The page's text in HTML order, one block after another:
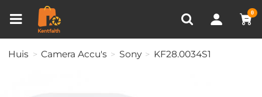
0
RECENT BEKEKEN
Huis Camera Accu's Sony KF28.0034S1